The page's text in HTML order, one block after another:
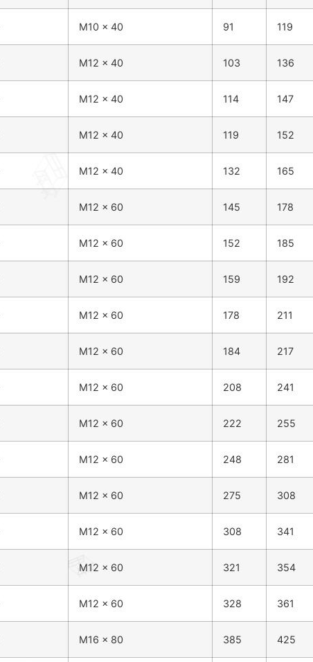
M10 x 40 91 119
M12 x 40 103 136
M12 x 40 114 147
M12 x 40 119 152
M12 x 40 132 165
M12 x 60 145 178
M12 x 60 152 185
M12 x 60 159 192
M12 x 60 178 211
M12 x 60 184 217
M12 x 60 208 241
M12 x 60 222 255
M12 x 60 248 281
M12 x 60 275 308
M12 x 60 308 341
M12 x 60 321 354
M12 x 60 328 361
M16 x 80 385 425